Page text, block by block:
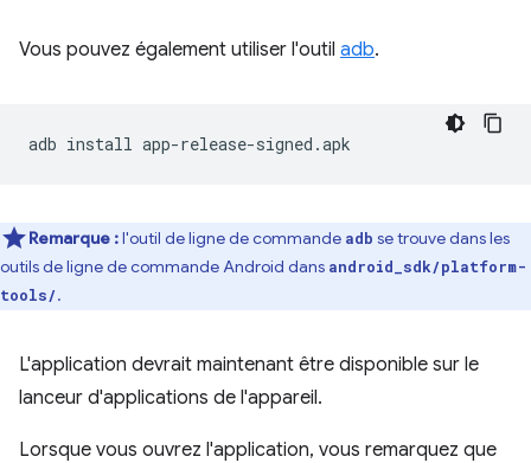
Vous pouvez également utiliser l'outil adb.
adb install
Remarque :l'outil de ligne de commande adb se trouve dans les
outils de ligne de commande Android dans android_sdk/platform-
tools/.
L'application devrait maintenant être disponible sur le
lanceur d'applications de l'appareil.
Lorsque vous ouvrez l'application, vous remarquez que